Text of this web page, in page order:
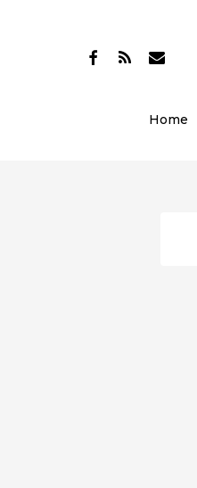
facebook
RSS email
Home